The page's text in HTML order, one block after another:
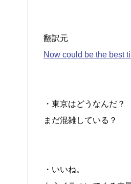
翻訳元
Now could be the best
・東京はどうなんだ？
まだ混雑している？
・いいね。